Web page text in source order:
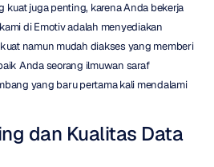
kuat juga penting, karena Anda bekerja
di Emotiv adalah menyediakan
namun mudah diakses yang memberi
Anda seorang ilmuwan saraf
yang baru pertama kali mendalami
dan Kualitas Data